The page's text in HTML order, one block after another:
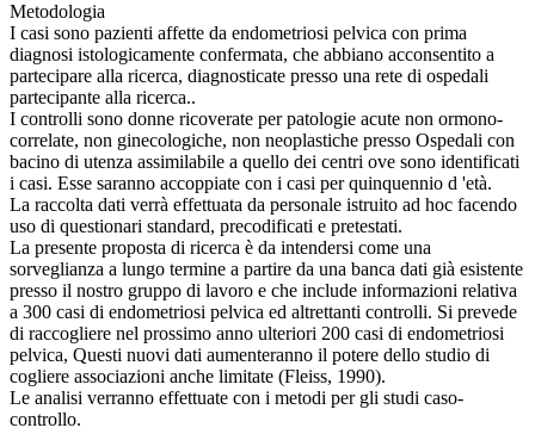
Metodologia
I casi sono pazienti affette da endometriosi pelvica con prima
diagnosi istologicamente confermata, che abbiano acconsentito a
partecipare alla ricerca, diagnosticate presso una rete di ospedali
partecipante alla ricerca..
I controlli sono donne ricoverate per patologie acute non ormono-
correlate, non ginecologiche, non neoplastiche presso Ospedali con
bacino di utenza assimilabile a quello dei centri ove sono identificati
i casi. Esse saranno accoppiate con i casi per quinquennio d 'età.
La raccolta dati verrà effettuata da personale istruito ad hoc facendo
uso di questionari standard, precodificati e pretestati.
La presente proposta di ricerca è da intendersi come una
sorveglianza a lungo termine a partire da una banca dati già esistente
presso il nostro gruppo di lavoro e che include informazioni relativa
a 300 casi di endometriosi pelvica ed altrettanti controlli. Si prevede
di raccogliere nel prossimo anno ulteriori 200 casi di endometriosi
pelvica, Questi nuovi dati aumenteranno il potere dello studio di
cogliere associazioni anche limitate (Fleiss, 1990).
Le analisi verranno effettuate con i metodi per gli studi caso-
controllo.